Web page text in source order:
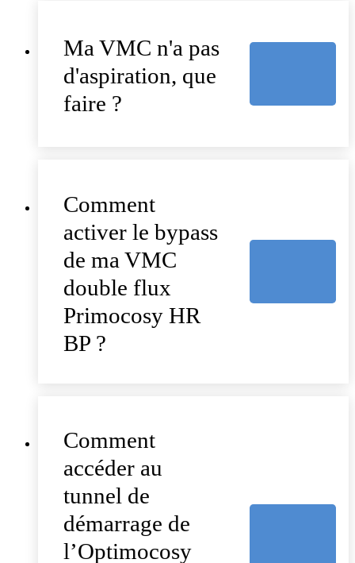
Ma VMC n'a pas
d'aspiration, que
faire ?
Comment
activer le bypass
de ma VMC
double flux
Primocosy HR
BP ?
Comment
accéder au
tunnel de
démarrage de
l’Optimocosy